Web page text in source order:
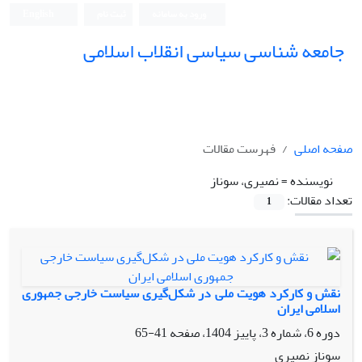
جامعه شناسی سیاسی انقلاب اسلامی
صفحه اصلی
فهرست مقالات
نویسنده =نصیری، سوناز
تعداد مقالات:
1
نقش و کارکرد هویت ملی در شکل‌گیری سیاست خارجی جمهوری
اسلامی ایران
دوره 6، شماره 3، پاییز 1404، صفحه
41-65
سوناز نصیری